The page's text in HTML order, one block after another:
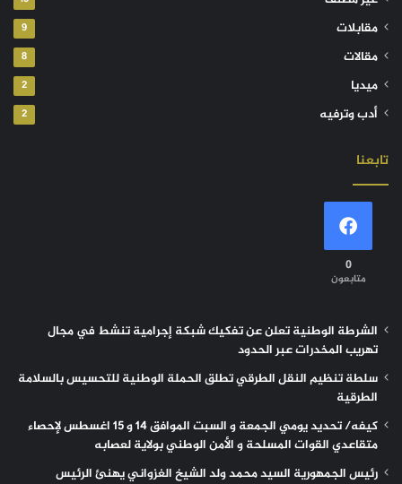
مقابلات 9
مقالات 8
ميديا 2
أدب وترفيه 2
تابعنا
0
متابعون
الشرطة الوطنية تعلن عن تفكيك شبكة إجرامية تنشط في مجال
تهريب المخدرات عبر الحدود
سلطة تنظيم النقل الطرقي تطلق الحملة الوطنية للتحسيس بالسلامة
الطرقية
كيفه/ تحديد يومي الجمعة و السبت الموافق 14 و 15 اغسطس لإحصاء
متقاعدي القوات المسلحة و الأمن الوطني بولاية لعصابه
رئيس الجمهورية السيد محمد ولد الشيخ الغزواني يهنئ الرئيس